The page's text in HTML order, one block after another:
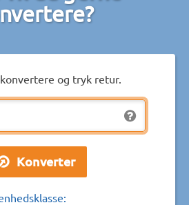
og tryk retur.